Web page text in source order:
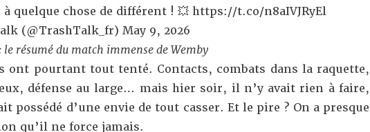
à quelque chose de différent ! 💥 https://t.co/n8aIVJRyEl
(@TrashTalk_fr) May 9, 2026
le résumé du match immense de Wemby
ont pourtant tout tenté. Contacts, combats dans la raquette,
défense au large… mais hier soir, il n’y avait rien à faire,
possédé d’une envie de tout casser. Et le pire ? On a presque
qu’il ne force jamais.